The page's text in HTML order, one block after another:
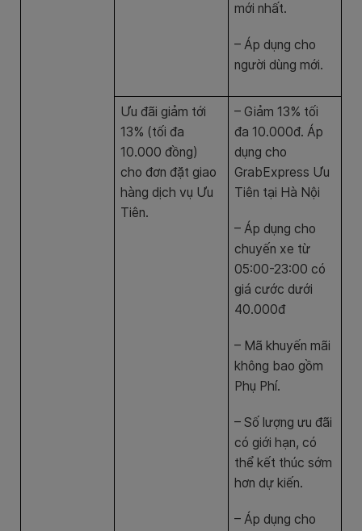
mới nhất.
– Áp dụng cho
người dùng mới.
Ưu đãi giảm tới
13% (tối đa
10.000 đồng)
cho đơn đặt giao
hàng dịch vụ Ưu
Tiên.
– Giảm 13% tối
đa 10.000đ. Áp
dụng cho
GrabExpress Ưu
Tiên tại Hà Nội
– Áp dụng cho
chuyến xe từ
05:00-23:00 có
giá cước dưới
40.000đ
– Mã khuyến mãi
không bao gồm
Phụ Phí.
– Số lượng ưu đãi
có giới hạn, có
thể kết thúc sớm
hơn dự kiến.
– Áp dụng cho